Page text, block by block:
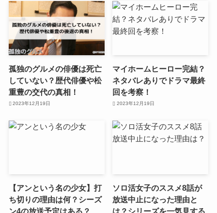
孤独のグルメの俳優は死亡
していない？歴代俳優や松
重豊の交代の真相！
2023年12月19日
マイホームヒーロー完結？
ネタバレありでドラマ最終
回を考察！
2023年12月19日
【アンという名の少女】打
ち切りの理由は何？シーズ
ン4の放送予定はある？
ソロ活女子のススメ8話が
放送中止になった理由と
は？シリーズを一気見する